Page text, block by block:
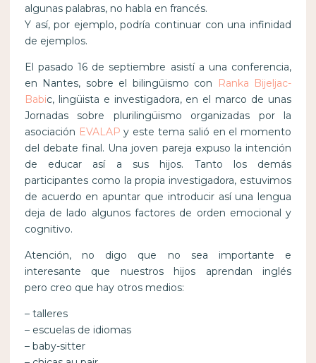
algunas palabras, no habla en francés.
Y así, por ejemplo, podría continuar con una infinidad
de ejemplos.
El pasado 16 de septiembre asistí a una conferencia,
en Nantes, sobre el bilingüismo con
Ranka Bijeljac-
Babic, lingüista e investigadora, en el marco de unas
Jornadas sobre plurilingüismo organizadas por la
asociación EVALAP y este tema salió en el momento
del debate final. Una joven pareja expuso la intención
de educar así a sus hijos. Tanto los demás
participantes como la propia investigadora, estuvimos
de acuerdo en apuntar que introducir así una lengua
deja de lado algunos factores de orden emocional y
cognitivo.
Atención, no digo que no sea importante e
interesante que nuestros hijos aprendan inglés
pero creo que hay otros medios:
– talleres
– escuelas de idiomas
– baby-sitter